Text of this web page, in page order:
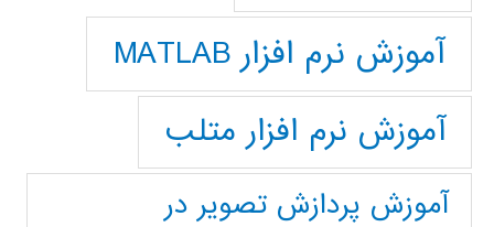
آموزش نرم افزار MATLAB
آموزش نرم افزار متلب
آموزش پردازش تصوير در